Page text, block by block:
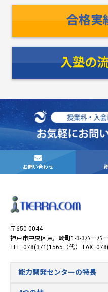
合格実
入塾の
お問い合わせ
〒650-0044
神戸市中央区東川崎町1-3-3ハーバ
TEL: 078(371)1565（代） FAX:
能力開発センターの特長